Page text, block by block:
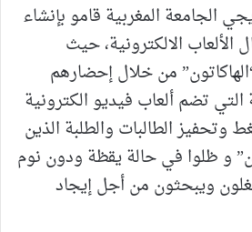
الجامعة المغربية قامو بإنشاء
الالكترونية، حيث
من خلال إحضارهم
التي تضم ألعاب فيديو الكترونية
وتحفيز الطالبات والطلبة الذين
و ظلوا في حالة يقظة ودون نوم
ويبحثون من أجل إيجاد